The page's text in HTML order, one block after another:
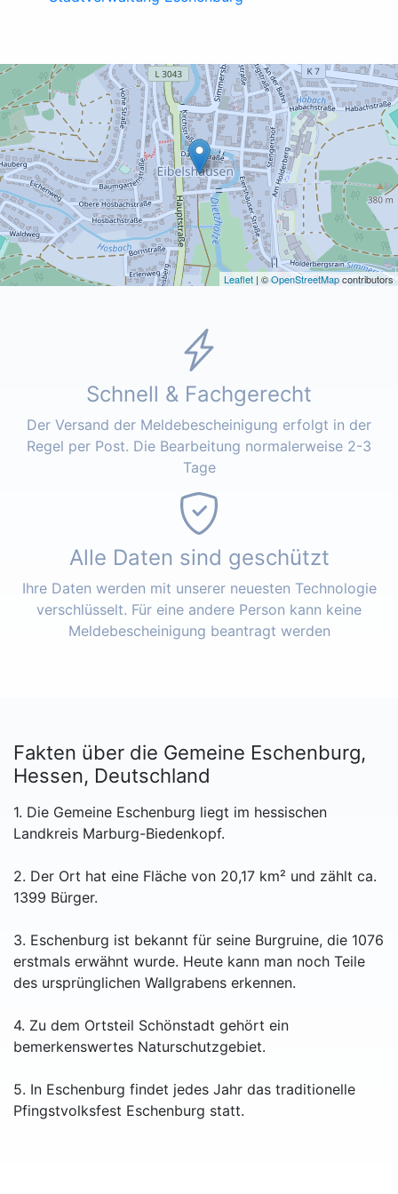
Leaflet | ©OpenStreetMapcontributors
Schnell & Fachgerecht
Der Versand der Meldebescheinigung erfolgt in der
Regel per Post. Die Bearbeitung normalerweise 2-3
Tage
Alle Daten sind geschützt
Ihre Daten werden mit unserer neuesten Technologie
verschlüsselt. Für eine andere Person kann keine
Meldebescheinigung beantragt werden
Fakten über die Gemeine Eschenburg,
Hessen, Deutschland
1. Die Gemeine Eschenburg liegt im hessischen
Landkreis Marburg-Biedenkopf.
2. Der Ort hat eine Fläche von 20,17 km² und zählt ca.
1399 Bürger.
3. Eschenburg ist bekannt für seine Burgruine, die 1076
erstmals erwähnt wurde. Heute kann man noch Teile
des ursprünglichen Wallgrabens erkennen.
4. Zu dem Ortsteil Schönstadt gehört ein
bemerkenswertes Naturschutzgebiet.
5. In Eschenburg findet jedes Jahr das traditionelle
Pfingstvolksfest Eschenburg statt.